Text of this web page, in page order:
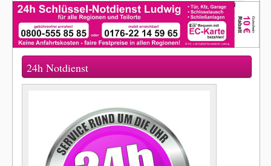
24h Notdienst